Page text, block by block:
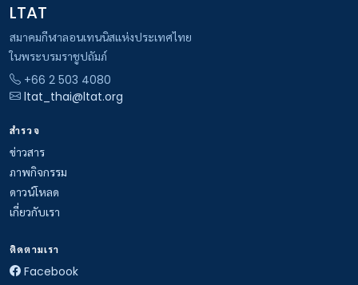
LTAT
สมาคมกีฬาลอนเทนนิสแห่งประเทศไทย
ในพระบรมราชูปถัมภ์
+66 2 503 4080
ltat_thai@ltat.org
สำรวจ
ข่าวสาร
ภาพกิจกรรม
ดาวน์โหลด
เกี่ยวกับเรา
ติดตามเรา
Facebook